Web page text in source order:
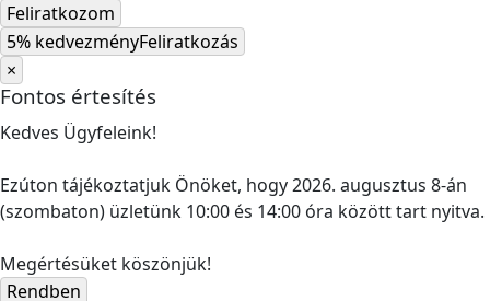
Feliratkozom
5% kedvezményFeliratkozás
×
Fontos értesítés
Kedves Ügyfeleink!
Ezúton tájékoztatjuk Önöket, hogy 2026. augusztus 8-án
(szombaton) üzletünk 10:00 és 14:00 óra között tart nyitva.
Megértésüket köszönjük!
Rendben